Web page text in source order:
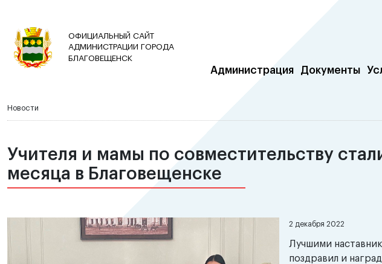
ОФИЦИАЛЬНЫЙ САЙТ
АДМИНИСТРАЦИИ ГОРОДА
БЛАГОВЕЩЕНСК
Администрация Документы
Новости
Учителя и мамы по совместительству
месяца в Благовещенске
2 декабря 2022
Лучшими
поздравил и